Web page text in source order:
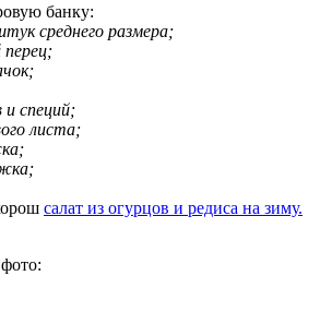
банку:
среднего размера;
и специй;
листа;
салат из огурцов и редиса на зиму.